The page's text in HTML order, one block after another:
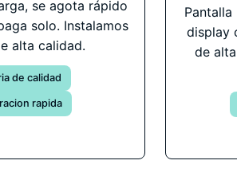
se agota rápido
solo. Instalamos
alta calidad.
de calidad
rapida
display
de